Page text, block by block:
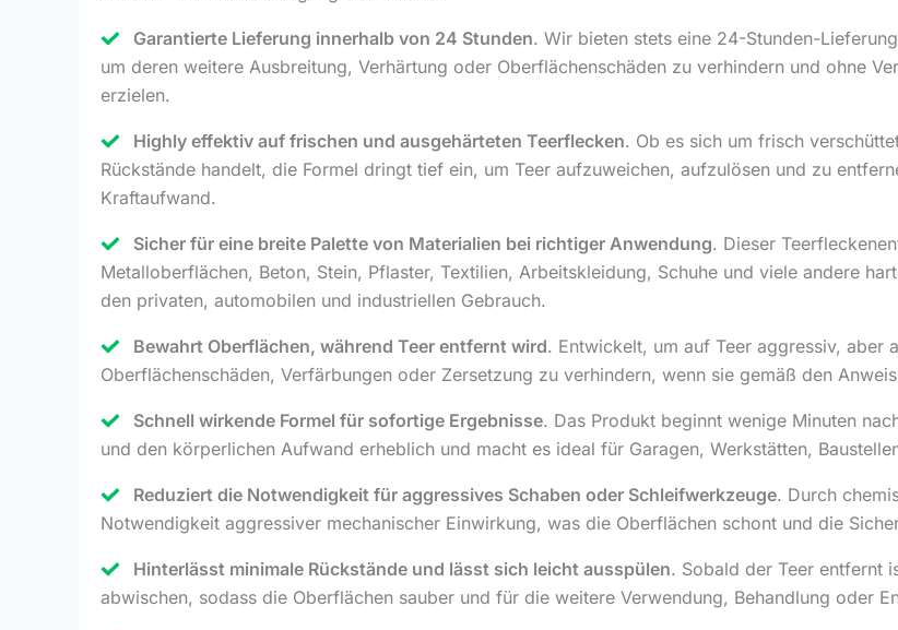
Garantierte Lieferung innerhalb von 24 Stunden. Wir bieten stets eine 24-Stunden-
um deren weitere Ausbreitung, Verhärtung oder Oberflächenschäden zu verhindern und ohne
erzielen.
Highly effektiv auf frischen und ausgehärteten Teerflecken. Ob es sich um frisch
Rückstände handelt, die Formel dringt tief ein, um Teer aufzuweichen, aufzulösen und zu
Kraftaufwand.
Sicher für eine breite Palette von Materialien bei richtiger Anwendung. Dieser
Metalloberflächen, Beton, Stein, Pflaster, Textilien, Arbeitskleidung, Schuhe und viele andere
den privaten, automobilen und industriellen Gebrauch.
Bewahrt Oberflächen, während Teer entfernt wird. Entwickelt, um auf Teer aggressiv, aber
Oberflächenschäden, Verfärbungen oder Zersetzung zu verhindern, wenn sie gemäß den
Schnell wirkende Formel für sofortige Ergebnisse. Das Produkt beginnt wenige Minuten
und den körperlichen Aufwand erheblich und macht es ideal für Garagen, Werkstätten,
Reduziert die Notwendigkeit für aggressives Schaben oder Schleifwerkzeuge. Durch
Notwendigkeit aggressiver mechanischer Einwirkung, was die Oberflächen schont und die
Hinterlässt minimale Rückstände und lässt sich leicht ausspülen. Sobald der Teer entfernt
abwischen, sodass die Oberflächen sauber und für die weitere Verwendung, Behandlung oder